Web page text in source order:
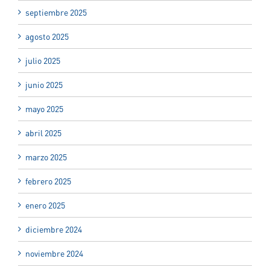
septiembre 2025
agosto 2025
julio 2025
junio 2025
mayo 2025
abril 2025
marzo 2025
febrero 2025
enero 2025
diciembre 2024
noviembre 2024